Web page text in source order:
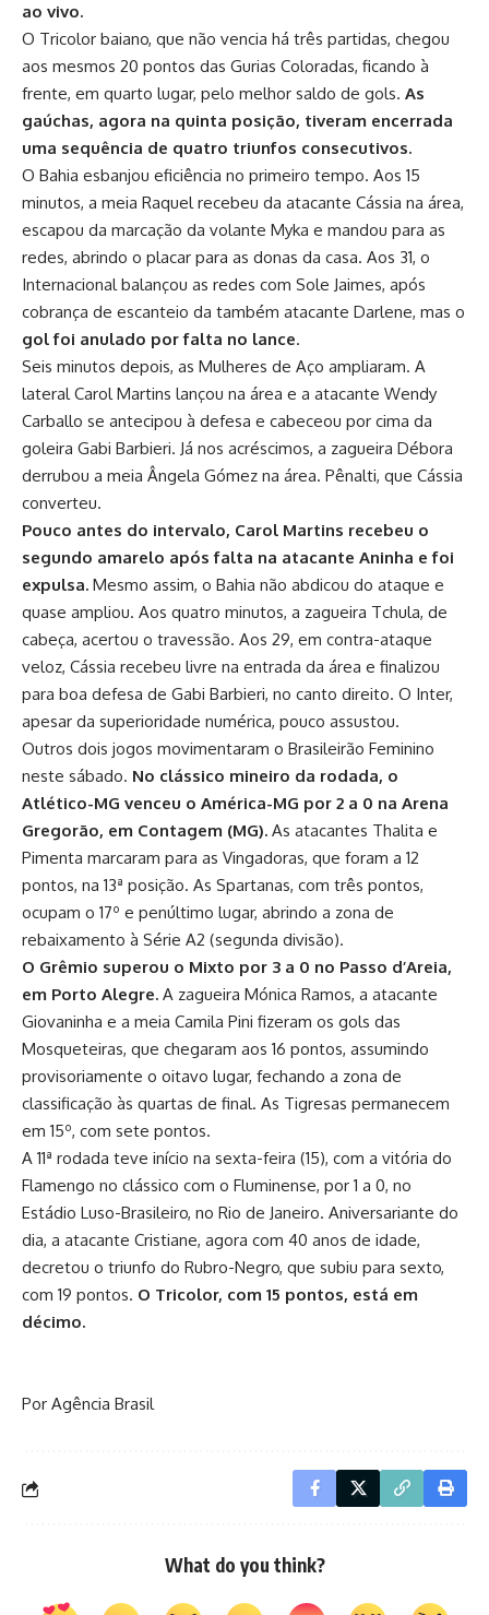
ao vivo.
O Tricolor baiano, que não vencia há três partidas, chegou
aos mesmos 20 pontos das Gurias Coloradas, ficando à
frente, em quarto lugar, pelo melhor saldo de gols. As
gaúchas, agora na quinta posição, tiveram encerrada
uma sequência de quatro triunfos consecutivos.
O Bahia esbanjou eficiência no primeiro tempo. Aos 15
minutos, a meia Raquel recebeu da atacante Cássia na área,
escapou da marcação da volante Myka e mandou para as
redes, abrindo o placar para as donas da casa. Aos 31, o
Internacional balançou as redes com Sole Jaimes, após
cobrança de escanteio da também atacante Darlene, mas o
gol foi anulado por falta no lance.
Seis minutos depois, as Mulheres de Aço ampliaram. A
lateral Carol Martins lançou na área e a atacante Wendy
Carballo se antecipou à defesa e cabeceou por cima da
goleira Gabi Barbieri. Já nos acréscimos, a zagueira Débora
derrubou a meia Ângela Gómez na área. Pênalti, que Cássia
converteu.
Pouco antes do intervalo, Carol Martins recebeu o
segundo amarelo após falta na atacante Aninha e foi
expulsa. Mesmo assim, o Bahia não abdicou do ataque e
quase ampliou. Aos quatro minutos, a zagueira Tchula, de
cabeça, acertou o travessão. Aos 29, em contra-ataque
veloz, Cássia recebeu livre na entrada da área e finalizou
para boa defesa de Gabi Barbieri, no canto direito. O Inter,
apesar da superioridade numérica, pouco assustou.
Outros dois jogos movimentaram o Brasileirão Feminino
neste sábado. No clássico mineiro da rodada, o
Atlético-MG venceu o América-MG por 2 a 0 na Arena
Gregorão, em Contagem (MG). As atacantes Thalita e
Pimenta marcaram para as Vingadoras, que foram a 12
pontos, na 13ª posição. As Spartanas, com três pontos,
ocupam o 17º e penúltimo lugar, abrindo a zona de
rebaixamento à Série A2 (segunda divisão).
O Grêmio superou o Mixto por 3 a 0 no Passo d’Areia,
em Porto Alegre. A zagueira Mónica Ramos, a atacante
Giovaninha e a meia Camila Pini fizeram os gols das
Mosqueteiras, que chegaram aos 16 pontos, assumindo
provisoriamente o oitavo lugar, fechando a zona de
classificação às quartas de final. As Tigresas permanecem
em 15º, com sete pontos.
A 11ª rodada teve início na sexta-feira (15), com a vitória do
Flamengo no clássico com o Fluminense, por 1 a 0, no
Estádio Luso-Brasileiro, no Rio de Janeiro. Aniversariante do
dia, a atacante Cristiane, agora com 40 anos de idade,
decretou o triunfo do Rubro-Negro, que subiu para sexto,
com 19 pontos. O Tricolor, com 15 pontos, está em
décimo.
Por Agência Brasil
What do you think?